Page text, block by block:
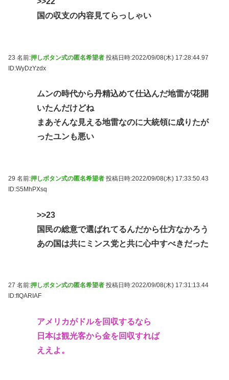
国の収支の内容見てらっしゃい
23 名前:押しボタン式の匿名希望者 投稿日時:2022/09/08(木) 17:28:44.97
ID:WyDzYzdx
ムンの時代から丹精込めて仕込んだ地雷が花開
いたんだけどね
まあそんな見える地雷なのに大統領に成りたが
ったユンも悪い
29 名前:押しボタン式の匿名希望者 投稿日時:2022/09/08(木) 17:33:50.43
ID:S5MhPXsq
>>23
国民の総意で選ばれてるんだから仕方なかろう
あの国は共にミンス党と共に心中すべきだった
27 名前:押しボタン式の匿名希望者 投稿日時:2022/09/08(木) 17:31:13.44
ID:fIQARIAF
アメリカがドルを回収するなら
日本は観光客から金を回収すれば
ええよ。